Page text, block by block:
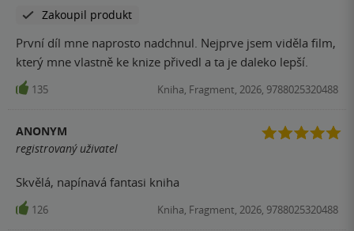
Zakoupil produkt
První díl mne naprosto nadchnul. Nejprve jsem viděla film,
který mne vlastně ke knize přivedl a ta je daleko lepší.
135 Kniha, Fragment, 2026, 9788025320488
ANONYM
registrovaný uživatel
Skvělá, napínavá fantasi kniha
126 Kniha, Fragment, 2026, 9788025320488